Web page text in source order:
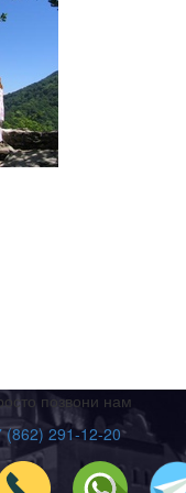
позвони нам
(862) 291-12-20